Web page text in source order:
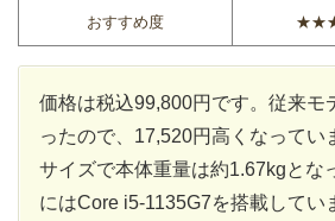
おすすめ度
価格は税込99,800円です。従来モ
ったので、17,520円高くなってい
サイズで本体重量は約1.67kgとな
にはCore i5-1135G7を搭載してい